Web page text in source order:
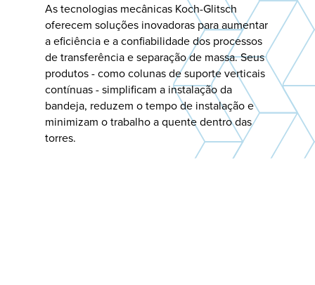
As tecnologias mecânicas Koch-Glitsch
oferecem soluções inovadoras para aumentar
a eficiência e a confiabilidade dos processos
de transferência e separação de massa. Seus
produtos - como colunas de suporte verticais
contínuas - simplificam a instalação da
bandeja, reduzem o tempo de instalação e
minimizam o trabalho a quente dentro das
torres.